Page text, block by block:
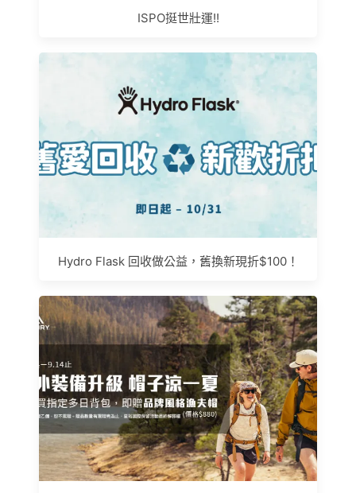
ISPO挺世壯運!!
Hydro Flask 回收做公益，舊換新現折$100！